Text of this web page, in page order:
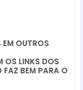
OUTROS
OS LINKS DOS
FAZ BEM PARA O